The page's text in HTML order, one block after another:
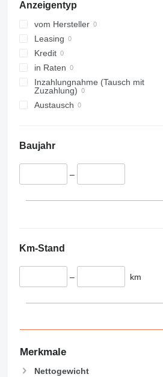
316
317
318
319
320
321
322
323
330
350
365
424
426
456
457
8008
8018
8025
8026
8030
8035
S-Series
E-series
Liftlux
Pecolift
R-series
Toucan
Anzeigentyp
vom Hersteller
Leasing
Kredit
in Raten
Inzahlungnahme (Tausch mit
Zuzahlung)
Austausch
Baujahr
–
Km-Stand
– km
Merkmale
Nettogewicht